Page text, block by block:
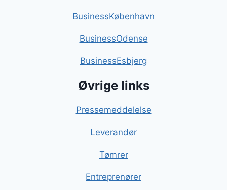
BusinessKøbenhavn
BusinessOdense
BusinessEsbjerg
Øvrige links
Pressemeddelelse
Leverandør
Tømrer
Entreprenører